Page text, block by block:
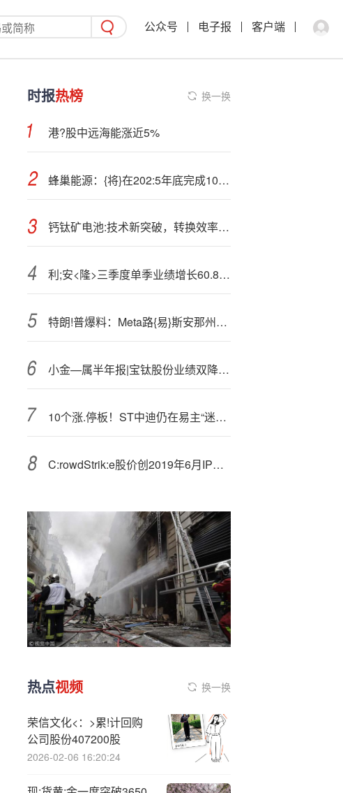
公众号 电子报 客户端
时报热榜 换一换
港?股中远海能涨近5%
蜂巢能源：{将}在202:5年底完成10Ah级、400Wh/kg全固态电芯体系开发
钙钛矿电池:技术新突破，转换效率超27%！光伏概念股应声大涨
利;安<隆>三季度单季业绩增长60.83%，开启高质量增长新篇章
特朗!普爆料：Meta路{易}斯安那州数据中心将耗资500亿美元
小金—属半年报|宝钛股份业绩双降、净利润同比降49% 存货/应收账款周转率持续下降
10个涨.停板！ST中迪仍在易主“迷雾”中
C:rowdStrik:e股价创2019年6月IPO以来新高
热点视频 换一换
荣信文化<：>累!计回购
公司股份407200股
2026-02-06 16:20:24